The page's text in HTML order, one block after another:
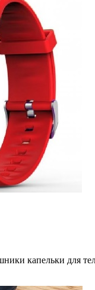
капельки для